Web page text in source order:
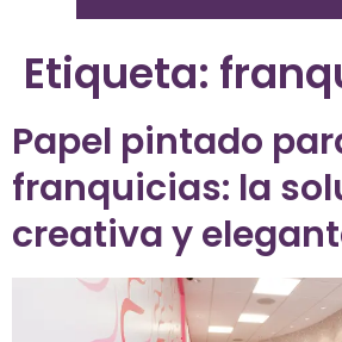
Etiqueta:
Papel pintado
franquicias: la
creativa y